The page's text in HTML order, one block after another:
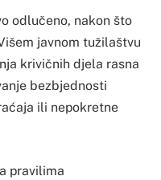
odlučeno, nakon što
javnom tužilaštvu
krivičnih djela rasna
bezbjednosti
ili nepokretne
pravilima